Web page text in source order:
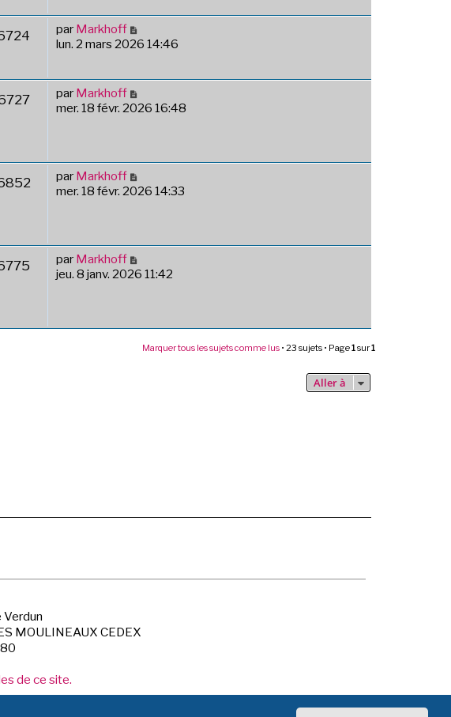
par Markhoff
lun. 2 mars 2026 14:46
par Markhoff
mer. 18 févr. 2026 16:48
par Markhoff
mer. 18 févr. 2026 14:33
par Markhoff
jeu. 8 janv. 2026 11:42
Marquer tous les sujets comme lus • 23 sujets • Page1sur1
Aller à
Verdun
MOULINEAUX CEDEX
de ce site.